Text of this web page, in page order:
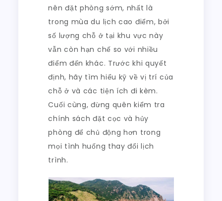
nên đặt phòng sớm, nhất là
trong mùa du lịch cao điểm, bởi
số lượng chỗ ở tại khu vực này
vẫn còn hạn chế so với nhiều
điểm đến khác. Trước khi quyết
định, hãy tìm hiểu kỹ về vị trí của
chỗ ở và các tiện ích đi kèm.
Cuối cùng, đừng quên kiểm tra
chính sách đặt cọc và hủy
phòng để chủ động hơn trong
mọi tình huống thay đổi lịch
trình.